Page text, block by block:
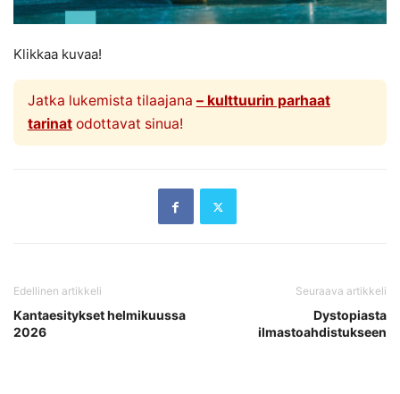
Klikkaa kuvaa!
Jatka lukemista tilaajana – kulttuurin parhaat
tarinatodottavat sinua!
Edellinen artikkeli
Kantaesitykset helmikuussa
2026
Seuraava artikkeli
Dystopiasta
ilmastoahdistukseen